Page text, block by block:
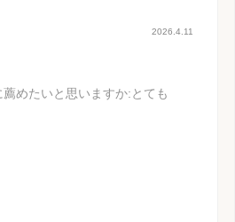
2026.4.11
めたいと思いますか:とても